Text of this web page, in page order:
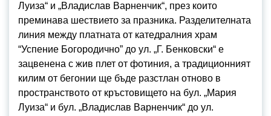
Луиза“ и „Владислав Варненчик“, през които
преминава шествието за празника. Разделителната
линия между платната от катедралния храм
“Успение Богородично” до ул. „Г. Бенковски“ е
зацвенена с жив плет от фотиния, а традиционният
килим от бегонии ще бъде разстлан отново в
пространството от кръстовището на бул. „Мария
Луиза“ и бул. „Владислав Варненчик“ до ул.